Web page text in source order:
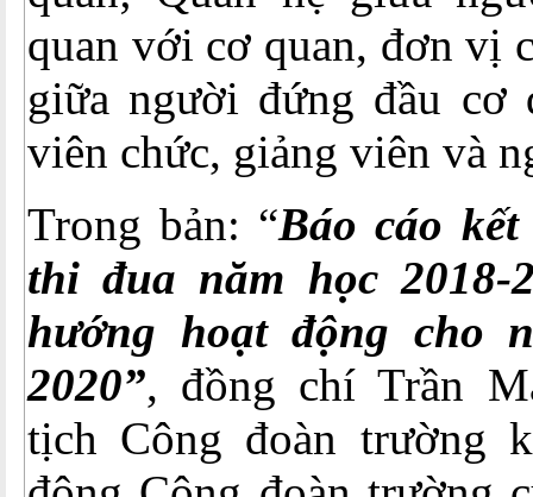
quan với cơ quan, đơn vị
giữa người đứng đầu cơ
viên chức, giảng viên và
Trong bản: “Báo cáo
thi đua năm học 2018-
hướng hoạt động cho
2020”, đồng chí Trần
tịch Công đoàn trường